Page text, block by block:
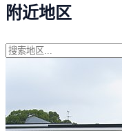
附近地区